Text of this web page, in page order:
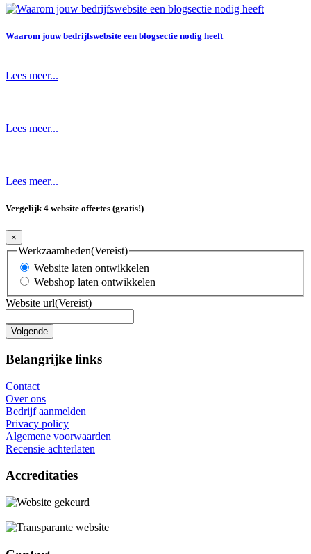
Waarom jouw bedrijfswebsite een blogsectie nodig heeft
Lees meer...
Lees meer...
Lees meer...
Vergelijk 4 website offertes (gratis!)
×
Werkzaamheden(Vereist)
Website laten ontwikkelen
Webshop laten ontwikkelen
Website url(Vereist)
Belangrijke links
Contact
Over ons
Bedrijf aanmelden
Privacy policy
Algemene voorwaarden
Recensie achterlaten
Accreditaties